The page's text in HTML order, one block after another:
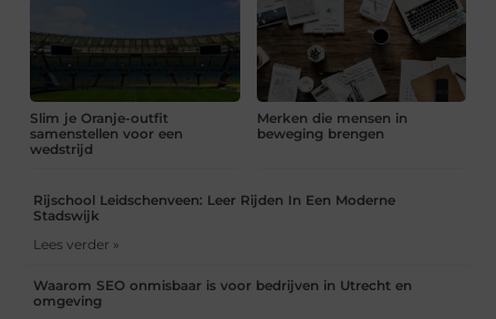
Slim je Oranje-outfit
samenstellen voor een
wedstrijd
Merken die mensen in
beweging brengen
Rijschool Leidschenveen: Leer Rijden In Een Moderne
Stadswijk
Lees verder »
Waarom SEO onmisbaar is voor bedrijven in Utrecht en
omgeving